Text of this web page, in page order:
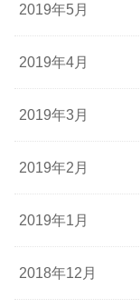
2019年5月
2019年4月
2019年3月
2019年2月
2019年1月
2018年12月